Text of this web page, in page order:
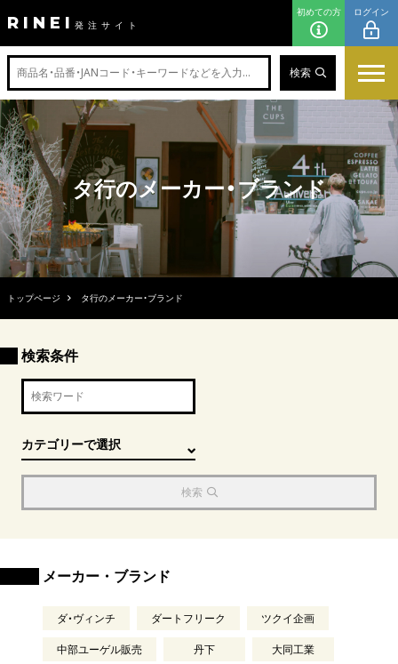
RINEI 発注サイト
初めての方 ログイン
検索
タ行のメーカー・ブランド
トップページ タ行のメーカー・ブランド
検索条件
検索
メーカー・ブランド
ダ・ヴィンチ ダートフリーク ツクイ企画
中部ユーゲル販売 丹下 大同工業